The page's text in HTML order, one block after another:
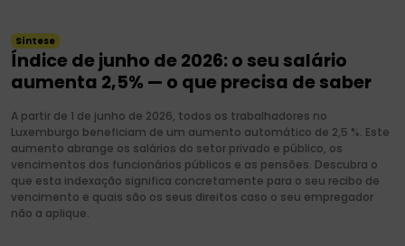
Síntese
Índice de junho de 2026: o seu salário
aumenta 2,5% — o que precisa de saber
A partir de 1 de junho de 2026, todos os trabalhadores no
Luxemburgo beneficiam de um aumento automático de 2,5 %. Este
aumento abrange os salários do setor privado e público, os
vencimentos dos funcionários públicos e as pensões. Descubra o
que esta indexação significa concretamente para o seu recibo de
vencimento e quais são os seus direitos caso o seu empregador
não a aplique.